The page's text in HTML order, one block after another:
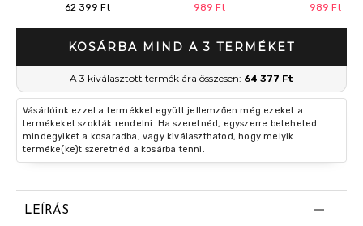
készülék, Fekete 1 db
62 399 Ft 989 Ft 989 Ft
KOSÁRBA MIND A 3 TERMÉKET
A 3 kiválasztott termék ára összesen: 64 377 Ft
Vásárlóink ezzel a termékkel együtt jellemzően még ezeket a
termékeket szokták rendelni. Ha szeretnéd, egyszerre beteheted
mindegyiket a kosaradba, vagy kiválaszthatod, hogy melyik
terméke(ke)t szeretnéd a kosárba tenni.
LEÍRÁS